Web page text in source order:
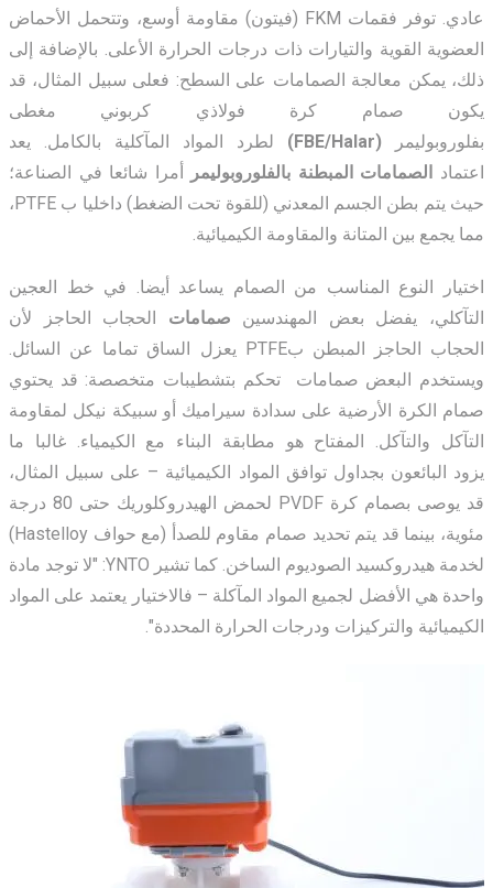
عادي. توفر فقمات FKM (فيتون) مقاومة أوسع، وتتحمل الأحماض
العضوية القوية والتيارات ذات درجات الحرارة الأعلى. بالإضافة إلى
ذلك، يمكن معالجة الصمامات على السطح: فعلى سبيل المثال، قد
يكون صمام كرة فولاذي كربوني مغطى
بفلوروبوليمر (FBE/Halar)
لطرد المواد المآكلية بالكامل. يعد
اعتماد
الصمامات المبطنة بالفلوروبوليمر
أمرا شائعا في الصناعة؛
حيث يتم بطن الجسم المعدني (للقوة تحت الضغط) داخليا ب PTFE،
مما يجمع بين المتانة والمقاومة الكيميائية.
اختيار النوع المناسب من الصمام يساعد أيضا. في خط العجين
التآكلي، يفضل بعض المهندسين
صمامات الحجاب الحاجز لأن
الحجاب الحاجز المبطن بPTFE يعزل الساق تماما عن السائل.
ويستخدم البعض صمامات
تحكم بتشطيبات متخصصة: قد يحتوي
صمام الكرة الأرضية على سدادة سيراميك أو سبيكة نيكل لمقاومة
التآكل والتآكل. المفتاح هو مطابقة البناء مع الكيمياء. غالبا ما
يزود البائعون بجداول توافق المواد الكيميائية – على سبيل المثال،
قد يوصى بصمام كرة PVDF لحمض الهيدروكلوريك حتى 80 درجة
مئوية، بينما قد يتم تحديد صمام مقاوم للصدأ (مع حواف Hastelloy)
لخدمة هيدروكسيد الصوديوم الساخن. كما تشير YNTO: "لا توجد مادة
واحدة هي الأفضل لجميع المواد المآكلة – فالاختيار يعتمد على المواد
الكيميائية والتركيزات ودرجات الحرارة المحددة".